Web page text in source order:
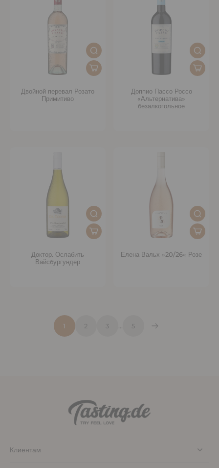
Двойной перевал Розато
Примитиво
Доппио Пассо Россо
«Альтернатива»
безалкогольное
Доктор. Ослабить
Вайсбургундер
Елена Вальх »20/26« Розе
1 2 3 5
Клиентам